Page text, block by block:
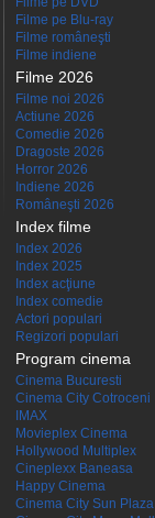
Filme pe Blu-ray
Filme româneşti
Filme indiene
Filme 2026
Filme noi 2026
Actiune 2026
Comedie 2026
Dragoste 2026
Horror 2026
Indiene 2026
Româneşti 2026
Index filme
Index 2026
Index 2025
Index acţiune
Index comedie
Actori populari
Regizori populari
Program cinema
Cinema Bucuresti
Cinema City Cotroceni
IMAX
Movieplex Cinema
Hollywood Multiplex
Cineplexx Baneasa
Happy Cinema
Cinema City Sun Plaza